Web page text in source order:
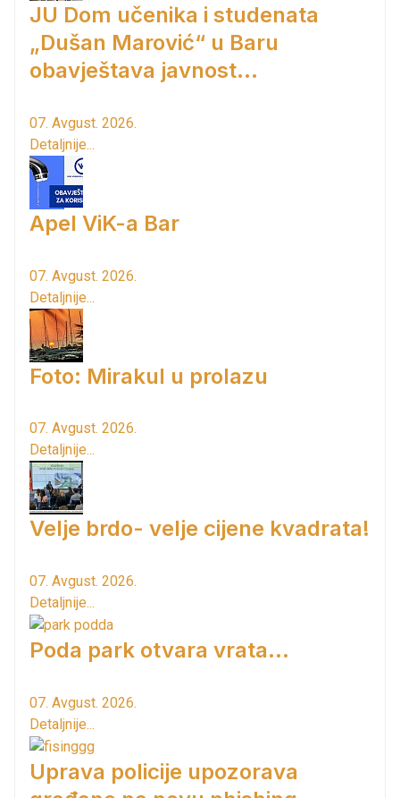
JU Dom učenika i studenata
„Dušan Marović“ u Baru
obavještava javnost...
07. Avgust. 2026.
Detaljnije...
Apel ViK-a Bar
07. Avgust. 2026.
Detaljnije...
Foto: Mirakul u prolazu
07. Avgust. 2026.
Detaljnije...
Velje brdo- velje cijene kvadrata!
07. Avgust. 2026.
Detaljnije...
Poda park otvara vrata...
07. Avgust. 2026.
Detaljnije...
Uprava policije upozorava